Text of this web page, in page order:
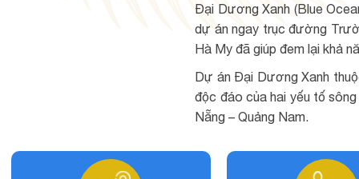
Đại Dương Xanh (Blue
dự án ngay trục đường
Hà My đã giúp đem lại khả
Dự án Đại Dương Xanh
độc đáo của hai yếu tố
Nẵng – Quảng Nam.